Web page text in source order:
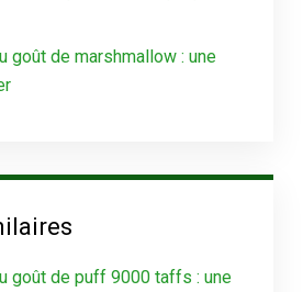
goût de marshmallow : une
goût de puff 9000 taffs : une